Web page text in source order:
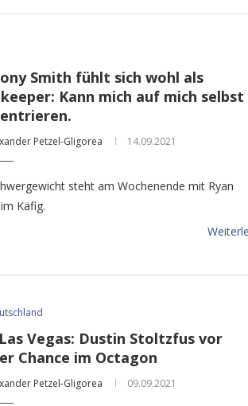
Smith fühlt sich wohl als
Kann mich auf mich selbst
Petzel-Gligorea 14.09.2021
steht am Wochenende mit Ryan
Käfig.
Las Vegas: Dustin Stoltzfus vor
Chance im Octagon
Petzel-Gligorea 09.09.2021